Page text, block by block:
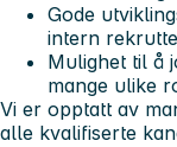
Gode
intern
Mulighet til å
mange ulike
Vi er opptatt av
alle kvalifiserte